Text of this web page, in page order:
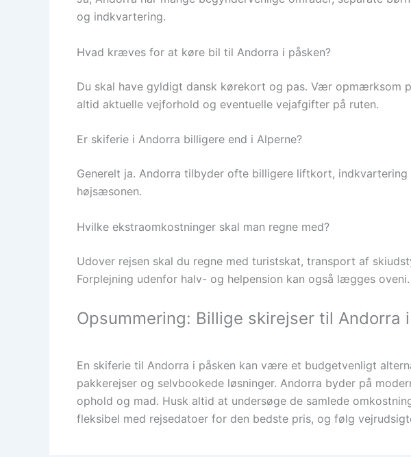
og indkvartering.
Hvad kræves for at køre bil til Andorra i påsken?
Du skal have gyldigt dansk kørekort og pas. Vær
altid aktuelle vejforhold og eventuelle vejafgifter på ruten.
Er skiferie i Andorra billigere end i Alperne?
Generelt ja. Andorra tilbyder ofte billigere liftkort,
højsæsonen.
Hvilke ekstraomkostninger skal man regne med?
Udover rejsen skal du regne med turistskat, transport af
Forplejning udenfor halv- og helpension kan også lægges oveni.
Opsummering: Billige skirejser til Andorra
En skiferie til Andorra i påsken kan være et budgetvenligt
pakkerejser og selvbookede løsninger. Andorra byder på
ophold og mad. Husk altid at undersøge de samlede
fleksibel med rejsedatoer for den bedste pris, og følg